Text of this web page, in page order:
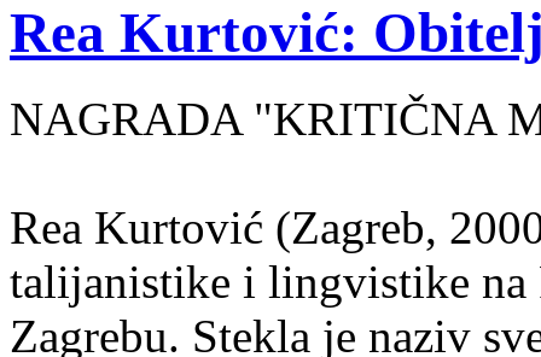
Rea Kurtović:
NAGRADA "KRITIČNA
Rea Kurtović (Zagreb,
talijanistike i lingvistike
Zagrebu. Stekla je naziv